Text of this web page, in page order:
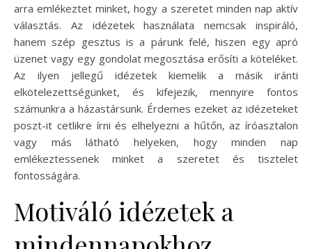
arra emlékeztet minket, hogy a szeretet minden nap aktív
választás. Az idézetek használata nemcsak inspiráló,
hanem szép gesztus is a párunk felé, hiszen egy apró
üzenet vagy egy gondolat megosztása erősíti a köteléket.
Az ilyen jellegű idézetek kiemelik a másik iránti
elkötelezettségünket, és kifejezik, mennyire fontos
számunkra a házastársunk. Érdemes ezeket az idézeteket
poszt-it cetlikre írni és elhelyezni a hűtőn, az íróasztalon
vagy más látható helyeken, hogy minden nap
emlékeztessenek minket a szeretet és tisztelet
fontosságára.
Motiváló idézetek a